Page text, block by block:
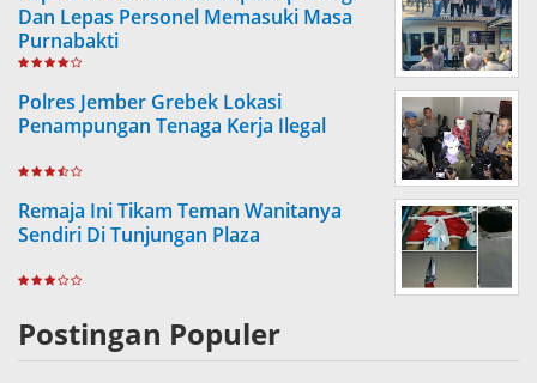
Dan Lepas Personel Memasuki Masa
Purnabakti
Polres Jember Grebek Lokasi
Penampungan Tenaga Kerja Ilegal
Remaja Ini Tikam Teman Wanitanya
Sendiri Di Tunjungan Plaza
Postingan Populer